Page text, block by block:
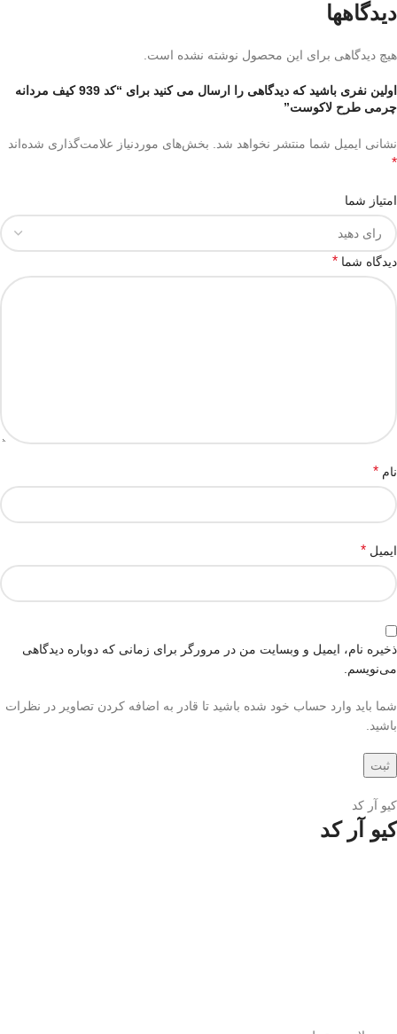
دیدگاهها
هیچ دیدگاهی برای این محصول نوشته نشده است.
اولین نفری باشید که دیدگاهی را ارسال می کنید برای “کد 939 کیف مردانه
چرمی طرح لاکوست”
نشانی ایمیل شما منتشر نخواهد شد. بخش‌های موردنیاز علامت‌گذاری شده‌اند
*
امتیاز شما
دیدگاه شما *
نام *
ایمیل *
ذخیره نام، ایمیل و وبسایت من در مرورگر برای زمانی که دوباره دیدگاهی
می‌نویسم.
شما باید وارد حساب خود شده باشید تا قادر به اضافه کردن تصاویر در نظرات
باشید.
کیو آر کد
کیو آر کد